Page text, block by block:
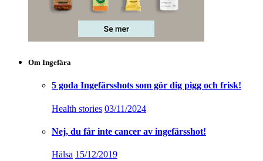
Om Ingefära
5 goda Ingefärsshots som gör dig pigg och frisk!
Health stories 03/11/2024
Nej, du får inte cancer av ingefärsshot!
Hälsa 15/12/2019